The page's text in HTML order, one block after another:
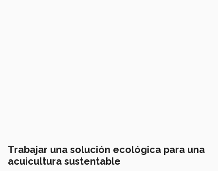
Trabajar una solución ecológica para una
acuicultura sustentable